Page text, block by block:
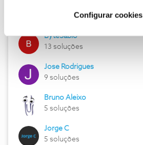
Configurar cookies
17 soluções
ByteSábio
13 soluções
Jose Rodrigues
9 soluções
Bruno Aleixo
5 soluções
Jorge C
5 soluções